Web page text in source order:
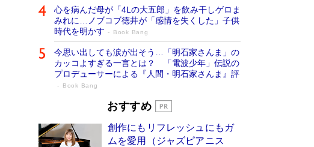
心を病んだ母が「4Lの大五郎」を飲み干しゲロま
みれに…ノブコブ徳井が「感情を失くした」子供
時代を明かす
Book Bang
今思い出しても涙が出そう…「明石家さんま」の
カッコよすぎる一言とは？ 「電波少年」伝説の
プロデューサーによる『人間・明石家さんま』評
Book Bang
「『火垂るの墓』は、大嘘である」原作者
は描きたくない」監督が徹底的にこだわっ
たこと（後編） #戦争の記憶
Book Bang
おすすめ
創作にもリフレッシュにもガ
ムを愛用（ジャズピアニス